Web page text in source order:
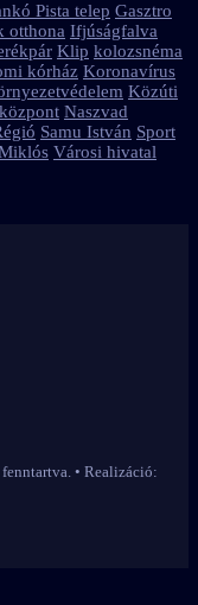
Pista telep Gasztro
otthona Ifjúságfalva
Klip kolozsnéma
kórház Koronavírus
Közúti
Naszvad
Samu István Sport
Városi hivatal
• Realizáció: